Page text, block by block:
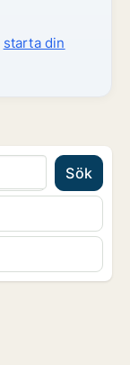
starta din
Sök